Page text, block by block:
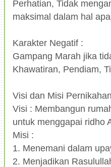
Perhatian, Tidak
maksimal dalam hal
Karakter Negatif :
Gampang Marah jika
Khawatiran, Pendiam,
Visi dan Misi
Visi : Membangun
untuk menggapai ridho
Misi :
1. Menemani dalam
2. Menjadikan